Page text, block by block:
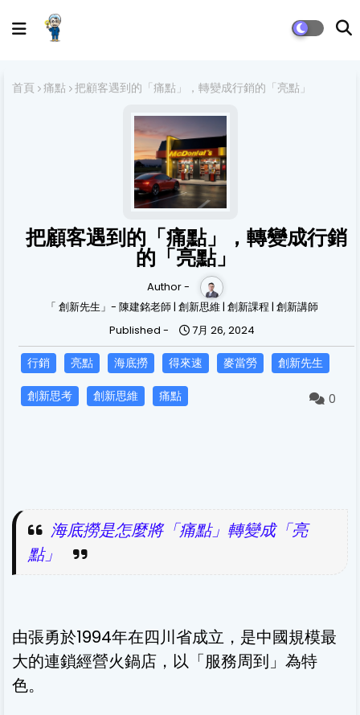
首頁 痛點 把顧客遇到的「痛點」，轉變成行銷的「亮點」
把顧客遇到的「痛點」，轉變成行銷
的「亮點」
Author -
「 創新先生」- 陳建銘老師 | 創新思維 | 創新課程 | 創新講師
Published -
7月 26, 2024
行銷 亮點 海底撈 得來速 麥當勞 創新先生
創新思考 創新思維 痛點 0
海底撈是怎麼將「痛點」轉變成「亮
點」
由張勇於1994年在四川省成立，是中國規模最
大的連鎖經營火鍋店，以「服務周到」為特
色。